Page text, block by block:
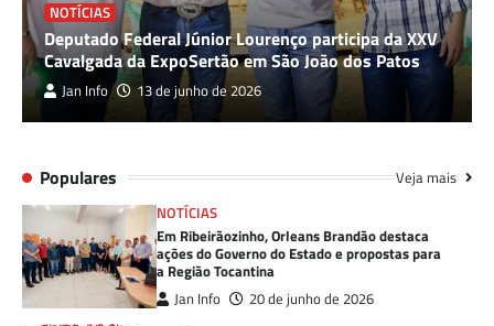
NOTÍCIAS
Deputado Federal Júnior Lourenço participa da XXV
Cavalgada da ExpoSertão em São João dos Patos
Jan Info 13 de junho de 2026
Populares Veja mais
NOTÍCIAS
Em Ribeirãozinho, Orleans Brandão destaca
ações do Governo do Estado e propostas para
a Região Tocantina
Jan Info
20 de junho de 2026